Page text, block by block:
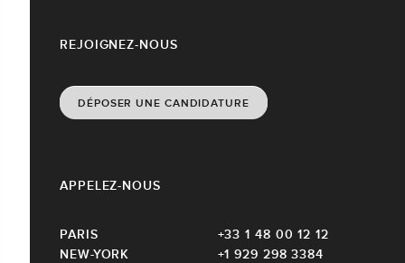
REJOIGNEZ-NOUS
DÉPOSER UNE CANDIDATURE
APPELEZ-NOUS
PARIS
+33 1 48 00 12 12
NEW-YORK
+1 929 298 3384